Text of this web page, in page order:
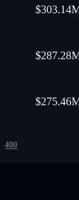
$
$
$
400